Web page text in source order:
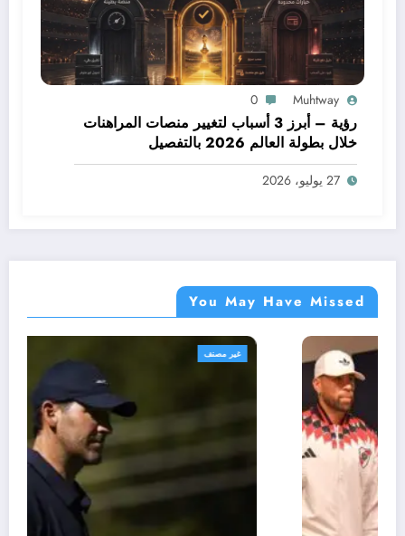
Muhtway
0
رؤية – أبرز 3 أسباب لتغيير منصات المراهنات
خلال بطولة العالم 2026 بالتفصيل
27 يوليو، 2026
You May Have Missed
غير مصنف